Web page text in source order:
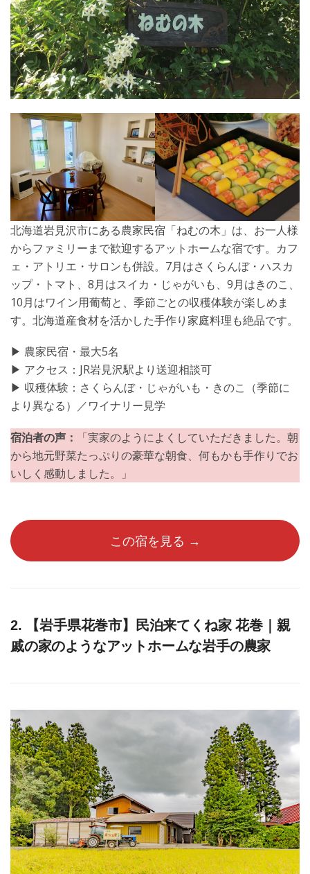
北海道岩見沢市にある農家民宿「ねむの木」は、お一人様
からファミリーまで歓迎するアットホームな宿です。カフ
ェ・アトリエ・サロンも併設。7月はさくらんぼ・ハスカ
ップ・トマト、8月はスイカ・じゃがいも、9月はきのこ、
10月はワイン用葡萄と、季節ごとの収穫体験が楽しめま
す。北海道産食材を活かした手作り家庭料理も絶品です。
▶︎ 農家民宿・最大5名
▶︎ アクセス：JR岩見沢駅より送迎相談可
▶︎ 収穫体験：さくらんぼ・じゃがいも・きのこ（季節に
より異なる）／ワイナリー見学
宿泊者の声：
「実家のようによくしていただきました。朝
から地元野菜たっぷりの豪華な朝食、何もかも手作りでお
いしく感動しました。」
この宿を見る →
2. 【岩手県花巻市】民泊来てくね家 花巻｜親
戚の家のようなアットホームな岩手の農家